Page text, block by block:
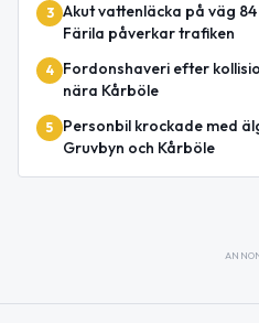
3 Akut vattenläcka på väg
Färila påverkar trafiken
4
Fordonshaveri efter
nära Kårböle
5
Personbil krockade med
Gruvbyn och Kårböle